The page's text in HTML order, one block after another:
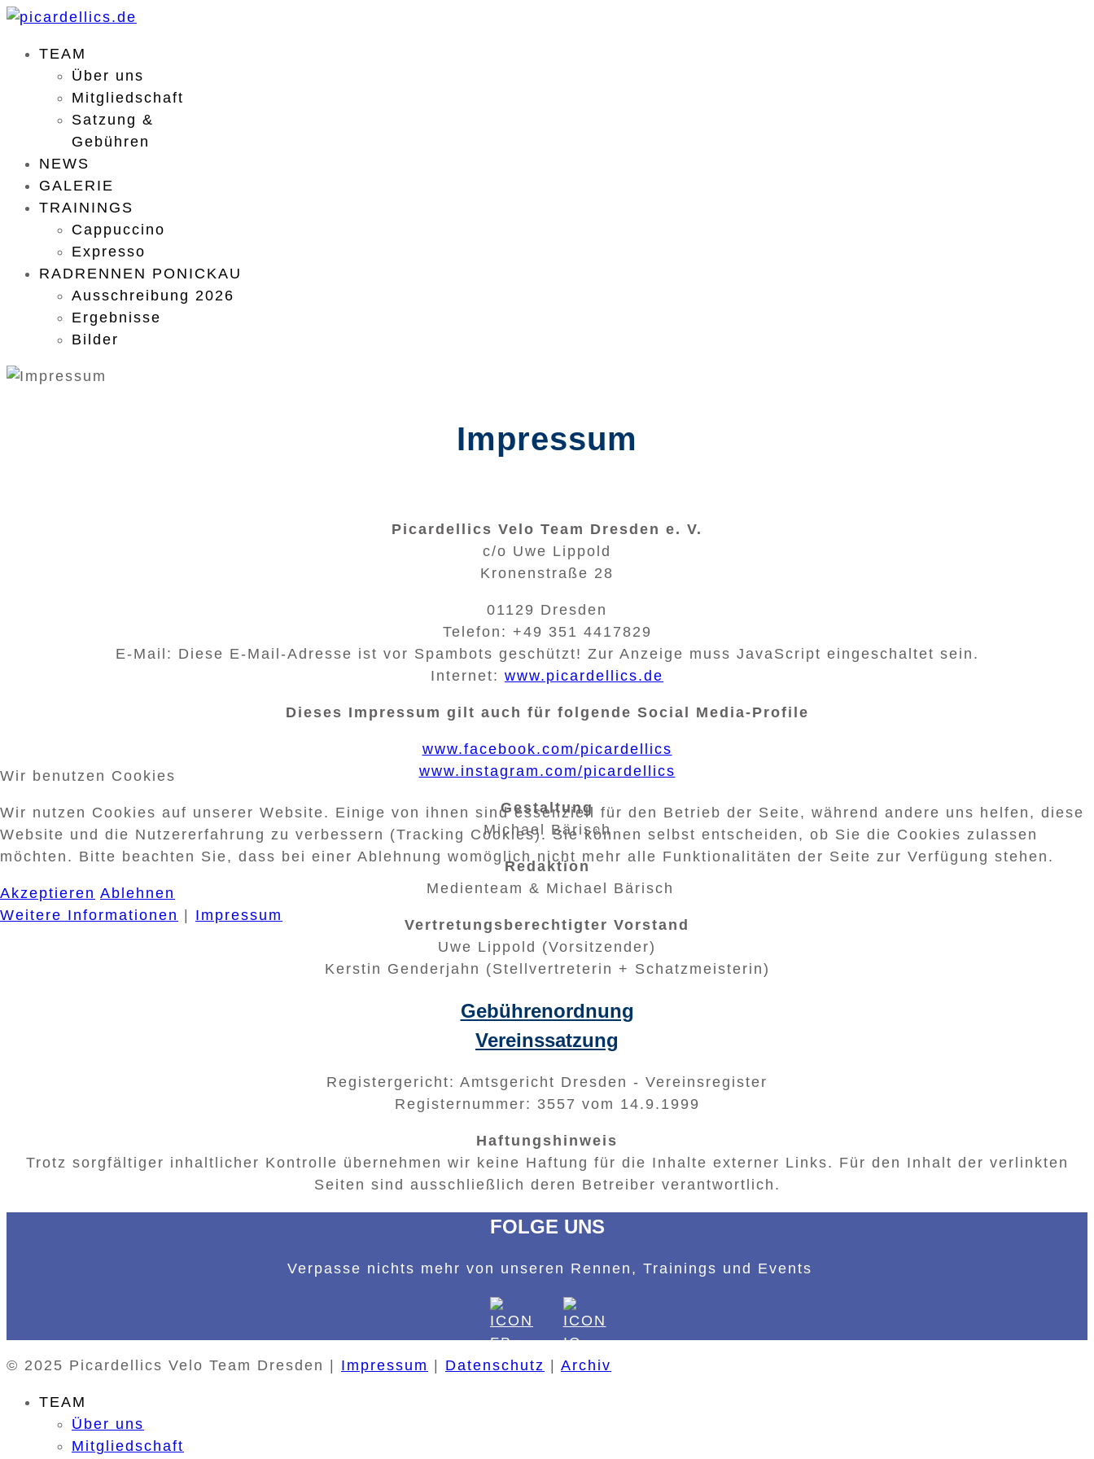
TEAM
Über uns
Mitgliedschaft
Satzung &
Gebühren
NEWS
GALERIE
TRAININGS
Cappuccino
Expresso
RADRENNEN PONICKAU
Ausschreibung 2026
Ergebnisse
Bilder
Impressum
Picardellics Velo Team Dresden e. V.
c/o Uwe Lippold
Kronenstraße 28
01129 Dresden
Telefon: +49 351 4417829
E-Mail: Diese E-Mail-Adresse ist vor Spambots geschützt! Zur Anzeige muss JavaScript eingeschaltet sein.
Internet: www.picardellics.de
Dieses Impressum gilt auch für folgende Social Media-Profile
www.facebook.com/picardellics
www.instagram.com/picardellics
Gestaltung
Michael Bärisch
Redaktion
Medienteam & Michael Bärisch
Vertretungsberechtigter Vorstand
Uwe Lippold (Vorsitzender)
Kerstin Genderjahn (Stellvertreterin + Schatzmeisterin)
Gebührenordnung
Vereinssatzung
Registergericht: Amtsgericht Dresden - Vereinsregister
Registernummer: 3557 vom 14.9.1999
Haftungshinweis
Trotz sorgfältiger inhaltlicher Kontrolle übernehmen wir keine Haftung für die Inhalte externer Links. Für den Inhalt der verlinkten
Seiten sind ausschließlich deren Betreiber verantwortlich.
FOLGE UNS
Verpasse nichts mehr von unseren Rennen, Trainings und Events
© 2025 Picardellics Velo Team Dresden | Impressum Datenschutz Archiv
TEAM
Über uns
Mitgliedschaft
Wir benutzen Cookies
Wir nutzen Cookies auf unserer Website. Einige von ihnen sind essenziell für den Betrieb der Seite, während andere uns helfen, diese
Website und die Nutzererfahrung zu verbessern (Tracking Cookies). Sie können selbst entscheiden, ob Sie die Cookies zulassen
möchten. Bitte beachten Sie, dass bei einer Ablehnung womöglich nicht mehr alle Funktionalitäten der Seite zur Verfügung stehen.
Akzeptieren Ablehnen
Weitere Informationen
Impressum